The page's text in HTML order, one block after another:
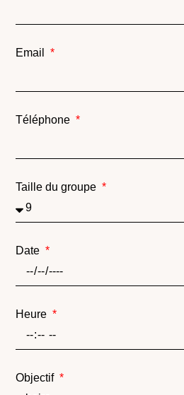
Email
Téléphone
Taille du groupe
Date
Heure
Objectif